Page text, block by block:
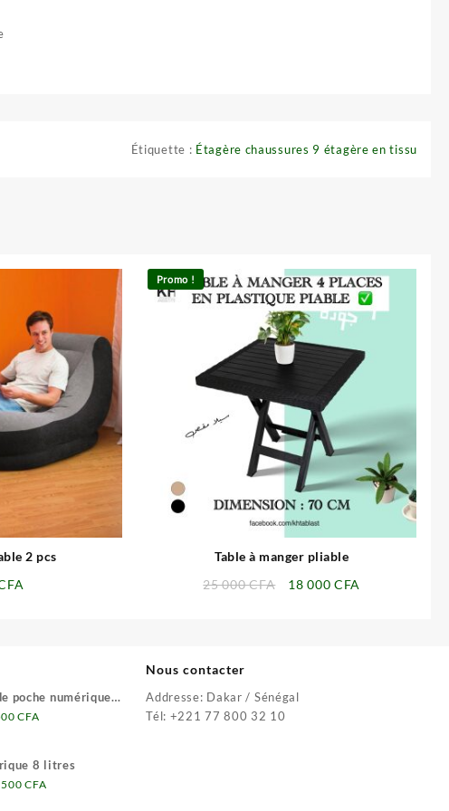
Étiquette : Étagère chaussures 9 étagère en tissu
2 pcs
Promo !
⇆
Table à manger pliable
25 000CFA
Le
18 000 CFA
poche numérique
:
CFA
est :
9
8 litres
500CFA
Nous contacter
Addresse: Dakar / Sénégal
Tél: +221 77 800 32 10